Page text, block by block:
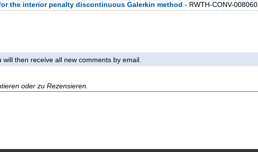
the interior penalty discontinuous Galerkin method - RWTH-CONV-008060
will then receive all new comments by email.
oder zu Rezensieren.